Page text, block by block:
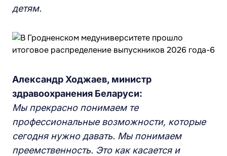
детям.
Александр Ходжаев, министр
здравоохранения Беларуси:
Мы прекрасно понимаем те
профессиональные возможности, которые
сегодня нужно давать. Мы понимаем
преемственность. Это как касается и